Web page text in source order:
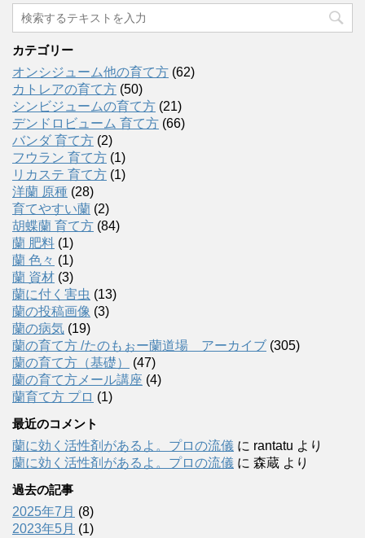
カテゴリー
オンシジューム他の育て方 (62)
カトレアの育て方 (50)
シンビジュームの育て方 (21)
デンドロビューム 育て方 (66)
バンダ 育て方 (2)
フウラン 育て方 (1)
リカステ 育て方 (1)
洋蘭 原種 (28)
育てやすい蘭 (2)
胡蝶蘭 育て方 (84)
蘭 肥料 (1)
蘭 色々 (1)
蘭 資材 (3)
蘭に付く害虫 (13)
蘭の投稿画像 (3)
蘭の病気 (19)
蘭の育て方 /たのもぉー蘭道場 アーカイブ (305)
蘭の育て方（基礎）
(47)
蘭の育て方メール講座 (4)
蘭育て方 プロ (1)
最近のコメント
蘭に効く活性剤があるよ。プロの流儀 に rantatu より
蘭に効く活性剤があるよ。プロの流儀 に 森蔵 より
過去の記事
2025年7月 (8)
2023年5月 (1)